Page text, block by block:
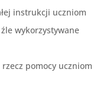
instrukcji uczniom
wykorzystywane
pomocy uczniom